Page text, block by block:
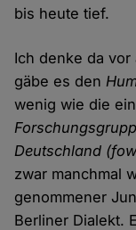
bis heute tief.
Ich denke da vor
gäbe es den
wenig wie die
Deutschland
zwar manchmal
genommener
Berliner Dialekt.